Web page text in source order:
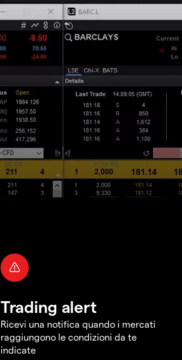
Trading alert
Ricevi una notifica quando i mercati
raggiungono le condizioni da te
indicate